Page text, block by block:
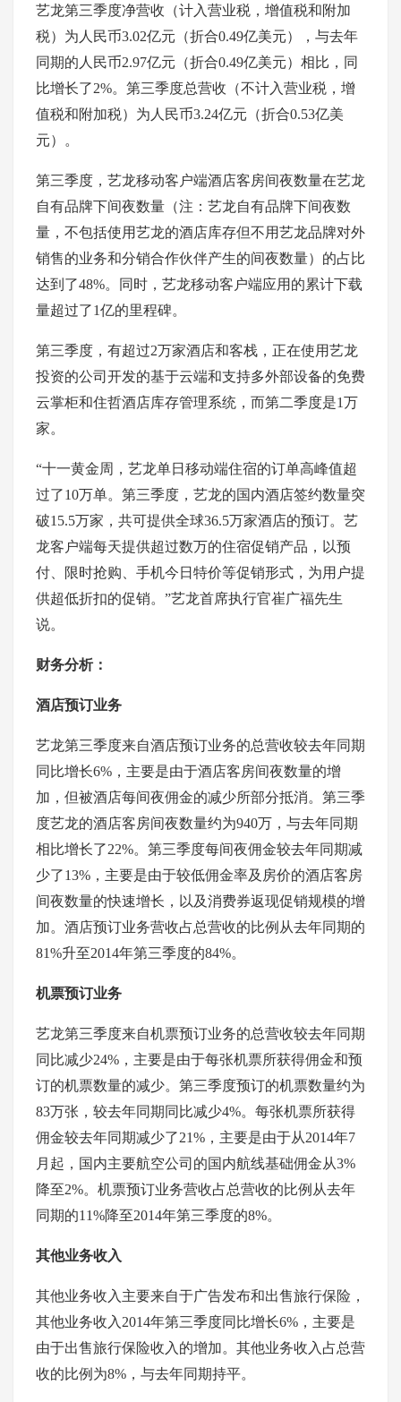
艺龙第三季度净营收（计入营业税，增值税和附加
税）为人民币3.02亿元（折合0.49亿美元），与去年
同期的人民币2.97亿元（折合0.49亿美元）相比，同
比增长了2%。第三季度总营收（不计入营业税，增
值税和附加税）为人民币3.24亿元（折合0.53亿美
元）。
第三季度，艺龙移动客户端酒店客房间夜数量在艺龙
自有品牌下间夜数量（注：艺龙自有品牌下间夜数
量，不包括使用艺龙的酒店库存但不用艺龙品牌对外
销售的业务和分销合作伙伴产生的间夜数量）的占比
达到了48%。同时，艺龙移动客户端应用的累计下载
量超过了1亿的里程碑。
第三季度，有超过2万家酒店和客栈，正在使用艺龙
投资的公司开发的基于云端和支持多外部设备的免费
云掌柜和住哲酒店库存管理系统，而第二季度是1万
家。
“十一黄金周，艺龙单日移动端住宿的订单高峰值超
过了10万单。第三季度，艺龙的国内酒店签约数量突
破15.5万家，共可提供全球36.5万家酒店的预订。艺
龙客户端每天提供超过数万的住宿促销产品，以预
付、限时抢购、手机今日特价等促销形式，为用户提
供超低折扣的促销。”艺龙首席执行官崔广福先生
说。
财务分析：
酒店预订业务
艺龙第三季度来自酒店预订业务的总营收较去年同期
同比增长6%，主要是由于酒店客房间夜数量的增
加，但被酒店每间夜佣金的减少所部分抵消。第三季
度艺龙的酒店客房间夜数量约为940万，与去年同期
相比增长了22%。第三季度每间夜佣金较去年同期减
少了13%，主要是由于较低佣金率及房价的酒店客房
间夜数量的快速增长，以及消费券返现促销规模的增
加。酒店预订业务营收占总营收的比例从去年同期的
81%升至2014年第三季度的84%。
机票预订业务
艺龙第三季度来自机票预订业务的总营收较去年同期
同比减少24%，主要是由于每张机票所获得佣金和预
订的机票数量的减少。第三季度预订的机票数量约为
83万张，较去年同期同比减少4%。每张机票所获得
佣金较去年同期减少了21%，主要是由于从2014年7
月起，国内主要航空公司的国内航线基础佣金从3%
降至2%。机票预订业务营收占总营收的比例从去年
同期的11%降至2014年第三季度的8%。
其他业务收入
其他业务收入主要来自于广告发布和出售旅行保险，
其他业务收入2014年第三季度同比增长6%，主要是
由于出售旅行保险收入的增加。其他业务收入占总营
收的比例为8%，与去年同期持平。